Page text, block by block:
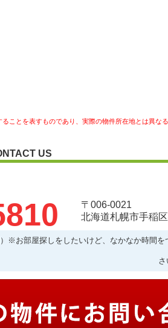
ことを表すものであり、実際の物件所在地とは異なる
US
〒006-0021
北海道札幌市手稲
※お部屋探しをしたいけど、なかなか時間